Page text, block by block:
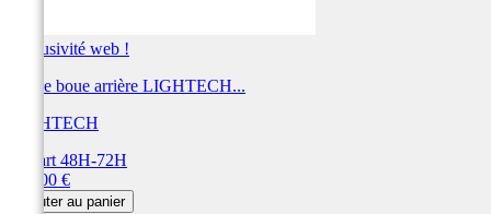
Exclusivité web !
Garde boue arrière LIGHTECH...
LIGHTECH
Départ 48H-72H
210,00 €
Ajouter au panier